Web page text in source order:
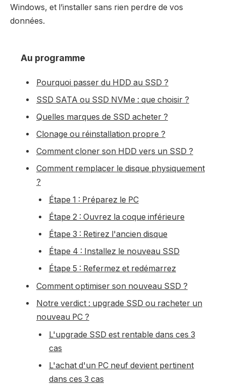
Windows, et l’installer sans rien perdre de vos
données.
Au programme
Pourquoi passer du HDD au SSD ?
SSD SATA ou SSD NVMe : que choisir ?
Quelles marques de SSD acheter ?
Clonage ou réinstallation propre ?
Comment cloner son HDD vers un SSD ?
Comment remplacer le disque physiquement
?
Étape 1 : Préparez le PC
Étape 2 : Ouvrez la coque inférieure
Étape 3 : Retirez l'ancien disque
Étape 4 : Installez le nouveau SSD
Étape 5 : Refermez et redémarrez
Comment optimiser son nouveau SSD ?
Notre verdict : upgrade SSD ou racheter un
nouveau PC ?
L'upgrade SSD est rentable dans ces 3
cas
L'achat d'un PC neuf devient pertinent
dans ces 3 cas